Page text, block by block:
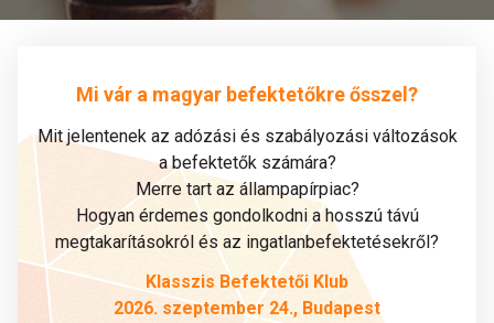
Mi vár a magyar befektetőkre ősszel?
Mit jelentenek az adózási és szabályozási változások
a befektetők számára?
Merre tart az állampapírpiac?
Hogyan érdemes gondolkodni a hosszú távú
megtakarításokról és az ingatlanbefektetésekről?
Klasszis Befektetői Klub
2026. szeptember 24., Budapest